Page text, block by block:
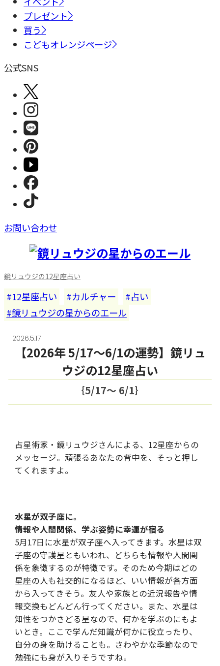
プレゼント
買う
こどもオレンジページ
公式SNS
お問い合わせ
鏡リュウジの12星座占い
12星座占い カルチャー
占い
鏡リュウジの星からのエール
2026.5.17
【2026年 5/17～6/1の運勢】鏡リュ
ウジの12星座占い
｛5/17〜 6/1｝
占星術家・鏡リュウジさんによる、12星座からの
メッセージ。頑張るあなたの背中を、そっと押し
てくれますよ。
水星が双子座に。
情報や人間関係、学ぶ姿勢に幸運が宿る
5月17日に水星が双子座へ入ってきます。水星は双
子座の守護星ともいわれ、どちらも情報や人間関
係を象徴するのが特徴です。そのため今期はどの
星座の人も社交的になるほど、いい情報が各方面
から入ってきそう。友人や家族との近況報告や情
報交換もどんどん行ってください。また、水星は
知性をつかさどる星なので、何かを学ぶのにもよ
いとき。ここで学んだ知識が何かに役立ったり、
自分の身を助けることも。さわやかな季節なので
勉強にも身が入りそうですね。